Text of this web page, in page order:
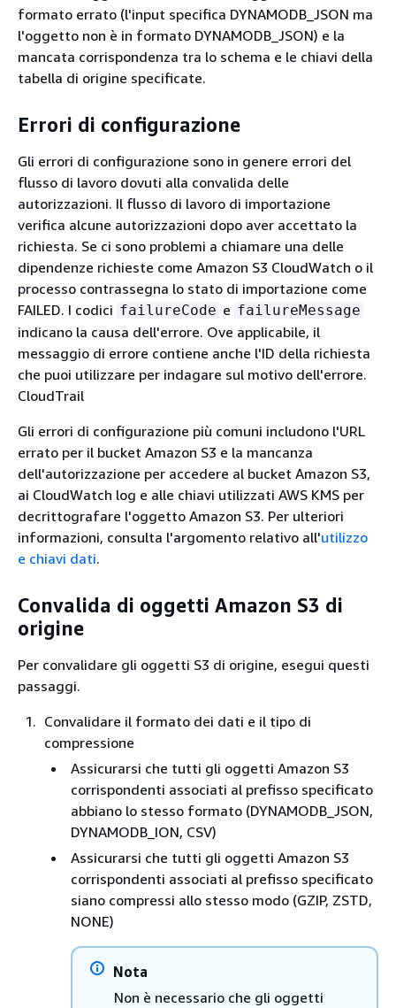
formato errato (l'input specifica DYNAMODB_JSON ma
l'oggetto non è in formato DYNAMODB_JSON) e la
mancata corrispondenza tra lo schema e le chiavi della
tabella di origine specificate.
Errori di configurazione
Gli errori di configurazione sono in genere errori del
flusso di lavoro dovuti alla convalida delle
autorizzazioni. Il flusso di lavoro di importazione
verifica alcune autorizzazioni dopo aver accettato la
richiesta. Se ci sono problemi a chiamare una delle
dipendenze richieste come Amazon S3 CloudWatch o il
processo contrassegna lo stato di importazione come
FAILED. I codici failureCode e failureMessage
indicano la causa dell'errore. Ove applicabile, il
messaggio di errore contiene anche l'ID della richiesta
che puoi utilizzare per indagare sul motivo dell'errore.
CloudTrail
Gli errori di configurazione più comuni includono l'URL
errato per il bucket Amazon S3 e la mancanza
dell'autorizzazione per accedere al bucket Amazon S3,
ai CloudWatch log e alle chiavi utilizzati AWS KMS per
decrittografare l'oggetto Amazon S3. Per ulteriori
informazioni, consulta l'argomento relativo all'utilizzo
e chiavi dati.
Convalida di oggetti Amazon S3 di
origine
Per convalidare gli oggetti S3 di origine, esegui questi
passaggi.
Convalidare il formato dei dati e il tipo di
compressione
Assicurarsi che tutti gli oggetti Amazon S3
corrispondenti associati al prefisso specificato
abbiano lo stesso formato (DYNAMODB_JSON,
DYNAMODB_ION, CSV)
Assicurarsi che tutti gli oggetti Amazon S3
corrispondenti associati al prefisso specificato
siano compressi allo stesso modo (GZIP, ZSTD,
NONE)
Nota
Non è necessario che gli oggetti